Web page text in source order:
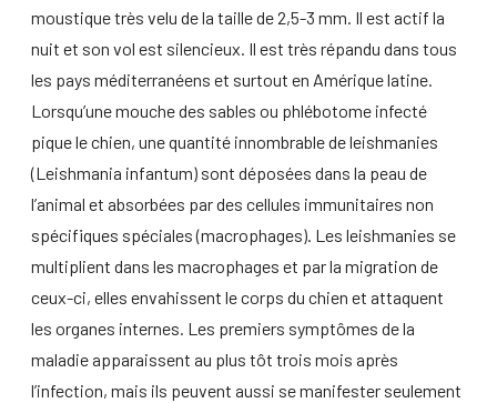
moustique très velu de la taille de 2,5-3 mm. Il est actif la
nuit et son vol est silencieux. Il est très répandu dans tous
les pays méditerranéens et surtout en Amérique latine.
Lorsqu’une mouche des sables ou phlébotome infecté
pique le chien, une quantité innombrable de leishmanies
(Leishmania infantum) sont déposées dans la peau de
l’animal et absorbées par des cellules immunitaires non
spécifiques spéciales (macrophages). Les leishmanies se
multiplient dans les macrophages et par la migration de
ceux-ci, elles envahissent le corps du chien et attaquent
les organes internes. Les premiers symptômes de la
maladie apparaissent au plus tôt trois mois après
l’infection, mais ils peuvent aussi se manifester seulement